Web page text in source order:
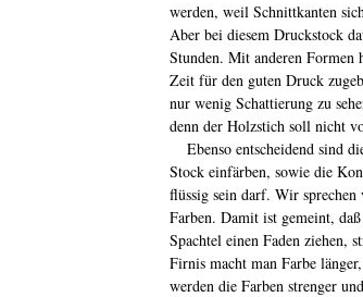
werden, weil Schnittkanten
Aber bei diesem Druckstock
Stunden. Mit anderen Formen
Zeit für den guten Druck
nur wenig Schattierung zu
denn der Holzstich soll nicht
Ebenso entscheidend sind
Stock einfärben, sowie die
flüssig sein darf. Wir sprechen
Farben. Damit ist gemeint,
Spachtel einen Faden ziehen,
Firnis macht man Farbe
werden die Farben strenger